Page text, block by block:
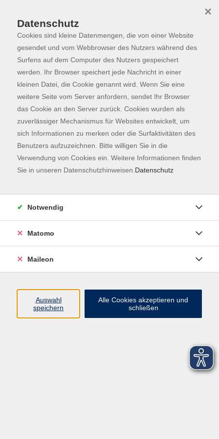
Skip to main content
Programm
Der Kurs konnte nicht gefunden werden.
Kontaktformular
Impressum
AGB
Datenschutzerklärung
Datenschutz
Cookies sind kleine Datenmengen, die von einer Website
gesendet und vom Webbrowser des Nutzers während des
Surfens auf dem Computer des Nutzers gespeichert
werden. Ihr Browser speichert jede Nachricht in einer
kleinen Datei, die Cookie genannt wird. Wenn Sie eine
weitere Seite vom Server anfordern, sendet Ihr Browser
das Cookie an den Server zurück. Cookies wurden als
zuverlässiger Mechanismus für Websites entwickelt, um
sich Informationen zu merken oder die Surfaktivitäten des
Benutzers aufzuzeichnen. Bitte willigen Sie in die
Verwendung von Cookies ein. Weitere Informationen finden
Sie in unseren Datenschutzhinweisen. Datenschutz
×
Notwendig
Matomo
Maileon
Auswahl
speichern
Alle Cookies akzeptieren und
schließen